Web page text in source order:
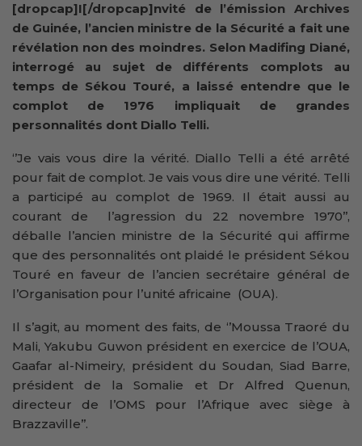
[dropcap]I[/dropcap]nvité de l’émission Archives
de Guinée, l’ancien ministre de la Sécurité a fait une
révélation non des moindres. Selon Madifing Diané,
interrogé au sujet de différents complots au
temps de Sékou Touré, a laissé entendre que le
complot de 1976 impliquait de grandes
personnalités dont Diallo Telli.
‘’Je vais vous dire la vérité. Diallo Telli a été arrêté
pour fait de complot. Je vais vous dire une vérité. Telli
a participé au complot de 1969. Il était aussi au
courant de l’agression du 22 novembre 1970’’,
déballe l’ancien ministre de la Sécurité qui affirme
que des personnalités ont plaidé le président Sékou
Touré en faveur de l’ancien secrétaire général de
l’Organisation pour l’unité africaine (OUA).
Il s’agit, au moment des faits, de ‘’Moussa Traoré du
Mali, Yakubu Guwon président en exercice de l’OUA,
Gaafar al-Nimeiry, président du Soudan, Siad Barre,
président de la Somalie et Dr Alfred Quenun,
directeur de l’OMS pour l’Afrique avec siège à
Brazzaville’’.